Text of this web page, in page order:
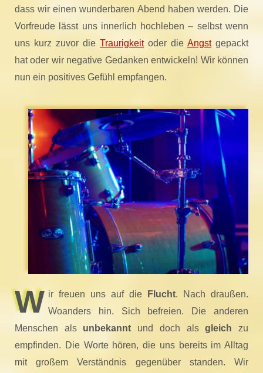
dass wir einen wunderbaren Abend haben werden. Die
Vorfreude lässt uns innerlich hochleben – selbst wenn
uns kurz zuvor die Traurigkeitoder die Angstgepackt
hat oder wir negative Gedanken entwickeln! Wir können
nun ein positives Gefühl empfangen.
W ir freuen uns auf die Flucht. Nach draußen.
Woanders hin. Sich befreien. Die anderen
Menschen als unbekannt und doch alsgleich zu
empfinden. Die Worte hören, die uns bereits im Alltag
mit großem Verständnis gegenüber standen. Wir